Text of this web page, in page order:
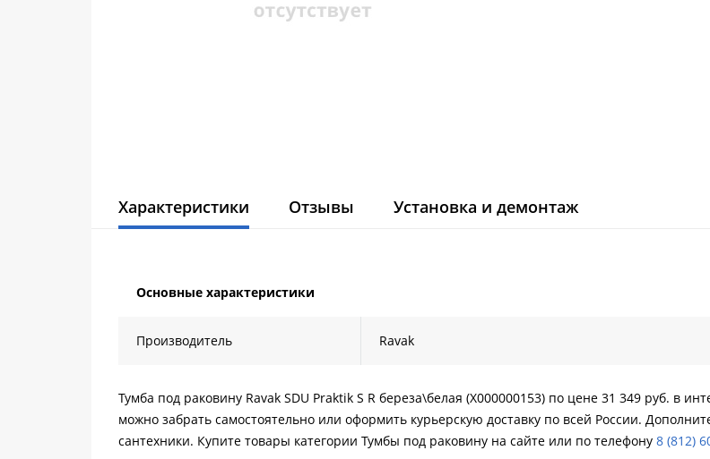
Характеристики Отзывы Установка и демонтаж
Основные характеристики
Производитель Ravak
Тумба под раковину Ravak SDU Praktik S R береза\белая (X000000153) по цене 31 349 руб. в
можно забрать самостоятельно или оформить курьерскую доставку по всей России.
сантехники. Купите товары категории Тумбы под раковину на сайте или по телефону 8 (812)